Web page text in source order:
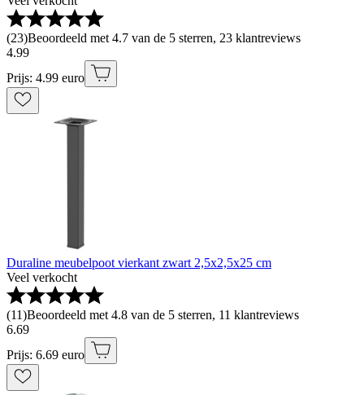
(23)Beoordeeld met 4.7 van de 5 sterren, 23 klantreviews
4.99
Prijs: 4.99 euro
Duraline meubelpoot vierkant zwart 2,5x2,5x25 cm
Veel verkocht
(11)Beoordeeld met 4.8 van de 5 sterren, 11 klantreviews
6.69
Prijs: 6.69 euro